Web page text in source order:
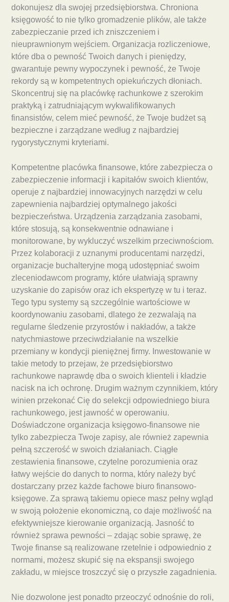
dokonujesz dla swojej przedsiębiorstwa. Chroniona
księgowość to nie tylko gromadzenie plików, ale także
zabezpieczanie przed ich zniszczeniem i
nieuprawnionym wejściem. Organizacja rozliczeniowe,
które dba o pewność Twoich danych i pieniędzy,
gwarantuje pewny wypoczynek i pewność, że Twoje
rekordy są w kompetentnych opiekuńczych dłoniach.
Skoncentruj się na placówkę rachunkowe z szerokim
praktyką i zatrudniającym wykwalifikowanych
finansistów, celem mieć pewność, że Twoje budżet są
bezpieczne i zarządzane według z najbardziej
rygorystycznymi kryteriami.
Kompetentne placówka finansowe, które zabezpiecza o
zabezpieczenie informacji i kapitałów swoich klientów,
operuje z najbardziej innowacyjnych narzędzi w celu
zapewnienia najbardziej optymalnego jakości
bezpieczeństwa. Urządzenia zarządzania zasobami,
które stosują, są konsekwentnie odnawiane i
monitorowane, by wykluczyć wszelkim przeciwnościom.
Przez kolaboracji z uznanymi producentami narzędzi,
organizacje buchalteryjne mogą udostępniać swoim
zleceniodawcom programy, które ułatwiają sprawny
uzyskanie do zapisów oraz ich ekspertyzę w tu i teraz.
Tego typu systemy są szczególnie wartościowe w
koordynowaniu zasobami, dlatego że zezwalają na
regularne śledzenie przyrostów i nakładów, a także
natychmiastowe przeciwdziałanie na wszelkie
przemiany w kondycji pieniężnej firmy. Inwestowanie w
takie metody to przejaw, że przedsiębiorstwo
rachunkowe naprawdę dba o swoich klienteli i kładzie
nacisk na ich ochronę. Drugim ważnym czynnikiem, który
winien przekonać Cię do selekcji odpowiedniego biura
rachunkowego, jest jawność w operowaniu.
Doświadczone organizacja księgowo-finansowe nie
tylko zabezpiecza Twoje zapisy, ale również zapewnia
pełną szczerość w swoich działaniach. Ciągłe
zestawienia finansowe, czytelne porozumienia oraz
łatwy wejście do danych to norma, który należy być
dostarczany przez każde fachowe biuro finansowo-
księgowe. Za sprawą takiemu opiece masz pełny wgląd
w swoją położenie ekonomiczną, co daje możliwość na
efektywniejsze kierowanie organizacją. Jasność to
również sprawa pewności – zdając sobie sprawę, że
Twoje finanse są realizowane rzetelnie i odpowiednio z
normami, możesz skupić się na ekspansji swojego
zakładu, w miejsce troszczyć się o przyszłe zagadnienia.
Nie dozwolone jest ponadto przeoczyć odnośnie do roli,